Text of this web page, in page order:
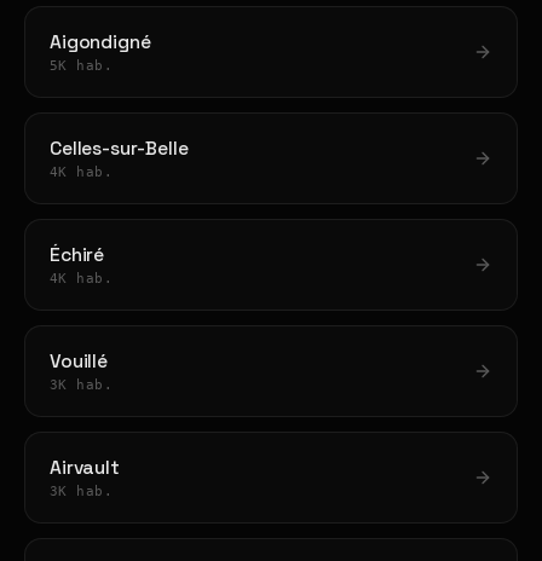
Aigondigné
5K hab.
Celles-sur-Belle
4K hab.
Échiré
4K hab.
Vouillé
3K hab.
Airvault
3K hab.